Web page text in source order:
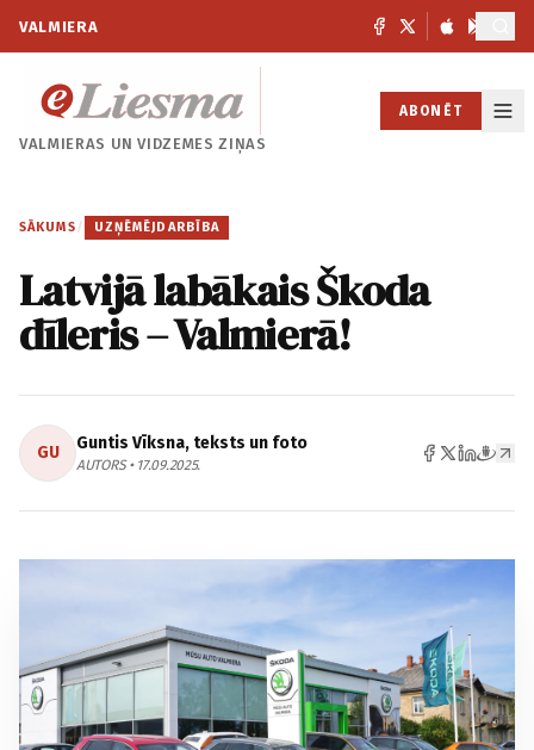
VALMIERA
VALMIERAS UNVIDZEMES ZIŅAS
ABONĒT
SĀKUMS / UZŅĒMĒJDARBĪBA
Latvijā labākais Škoda
dīleris – Valmierā!
GU Guntis Vīksna, teksts un foto
AUTORS • 17.09.2025.